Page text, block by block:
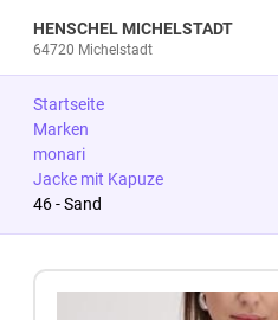
HENSCHEL MICHELSTADT
64720 Michelstadt
Startseite
Marken
monari
Jacke mit Kapuze
46 - Sand
Zum Produkt springen
Zur Produktbeschreibung springen